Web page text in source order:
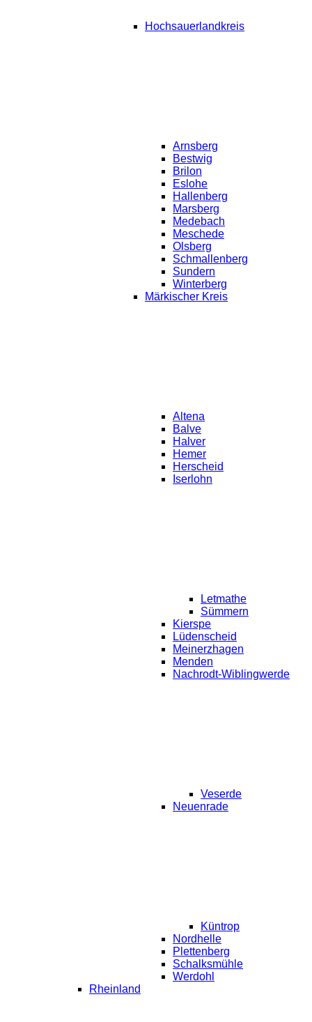
Hochsauerlandkreis
Arnsberg
Bestwig
Brilon
Eslohe
Hallenberg
Marsberg
Medebach
Meschede
Olsberg
Schmallenberg
Sundern
Winterberg
Märkischer Kreis
Altena
Balve
Halver
Hemer
Herscheid
Iserlohn
Letmathe
Sümmern
Kierspe
Lüdenscheid
Meinerzhagen
Menden
Nachrodt-Wiblingwerde
Veserde
Neuenrade
Küntrop
Nordhelle
Plettenberg
Schalksmühle
Werdohl
Rheinland